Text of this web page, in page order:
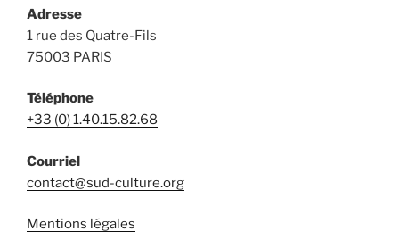
Adresse
1 rue des Quatre-Fils
75003 PARIS
Téléphone
+33 (0) 1.40.15.82.68
Courriel
contact@sud-culture.org
Mentions légales